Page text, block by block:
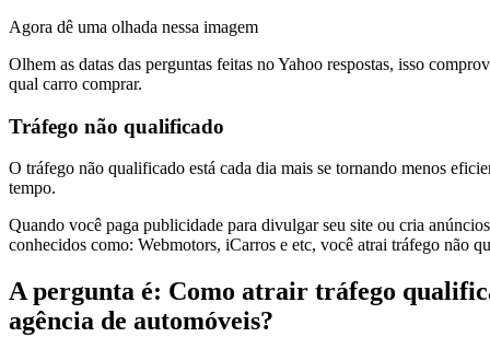
Agora dê uma olhada nessa imagem
Olhem as datas das perguntas feitas no Yahoo respostas, isso
qual carro comprar.
Tráfego não qualificado
O tráfego não qualificado está cada dia mais se tornando menos
tempo.
Quando você paga publicidade para divulgar seu site ou cria
conhecidos como: Webmotors, iCarros e etc, você atrai tráfego não
A pergunta é: Como atrair tráfego
agência de automóveis?